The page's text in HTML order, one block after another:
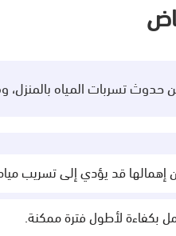
تسربات المياه بالمنزل،
إهمالها قد يؤدي إلى تسريب
بكفاءة لأطول فترة ممكنة.